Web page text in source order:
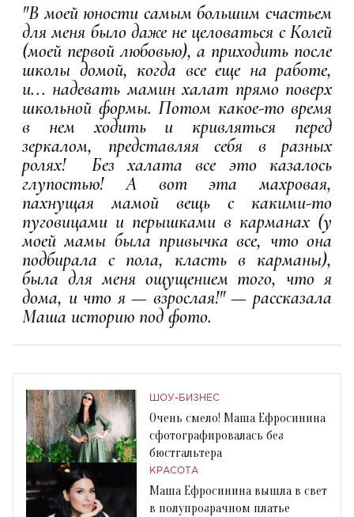
"В моей юности самым большим счастьем
для меня было даже не целоваться с Колей
(моей первой любовью), а приходить после
школы домой, когда все еще на работе,
и... надевать мамин халат прямо поверх
школьной формы. Потом какое-то время
в нем ходить и кривляться перед
зеркалом, представляя себя в разных
ролях! Без халата все это казалось
глупостью! А вот эта махровая,
пахнущая мамой вещь с какими-то
пуговицами и перышками в карманах (у
моей мамы была привычка все, что она
подбирала с пола, класть в карманы),
была для меня ощущением того, что я
дома, и что я — взрослая!" — рассказала
Маша историю под фото.
ШОУ-БИЗНЕС
Очень смело! Маша Ефросинина
сфотографировалась без
бюстгальтера
КРАСОТА
Маша Ефросинина вышла в свет
в полупрозрачном платье